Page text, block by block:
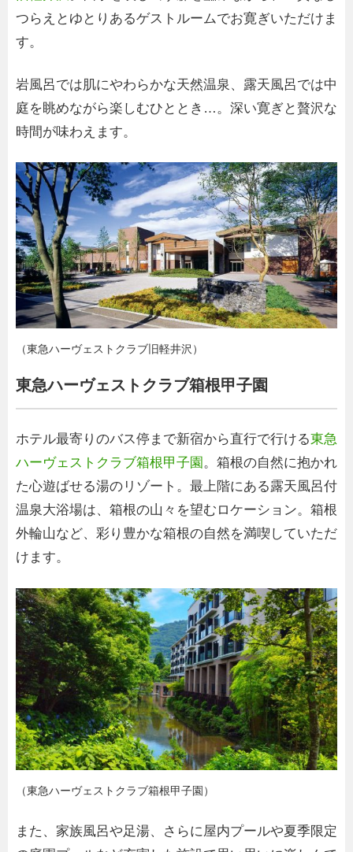
つらえとゆとりあるゲストルームでお寛ぎいただけま
す。
岩風呂では肌にやわらかな天然温泉、露天風呂では中
庭を眺めながら楽しむひととき…。深い寛ぎと贅沢な
時間が味わえます。
（東急ハーヴェストクラブ旧軽井沢）
東急ハーヴェストクラブ箱根甲子園
ホテル最寄りのバス停まで新宿から直行で行ける東急
ハーヴェストクラブ箱根甲子園 。箱根の自然に抱かれ
た心遊ばせる湯のリゾート。最上階にある露天風呂付
温泉大浴場は、箱根の山々を望むロケーション。箱根
外輪山など、彩り豊かな箱根の自然を満喫していただ
けます。
（東急ハーヴェストクラブ箱根甲子園）
また、家族風呂や足湯、さらに屋内プールや夏季限定